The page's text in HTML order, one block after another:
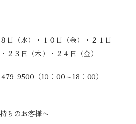
日（水）・１０日（金）・２１日
２３日（木）・２４日（金）
9500（10：00～18：00）
ちのお客様へ